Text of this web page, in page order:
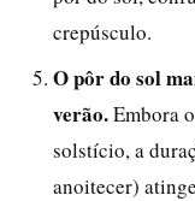
crepúsculo.
O pôr do sol
verão.Embora
solstício, a
anoitecer)